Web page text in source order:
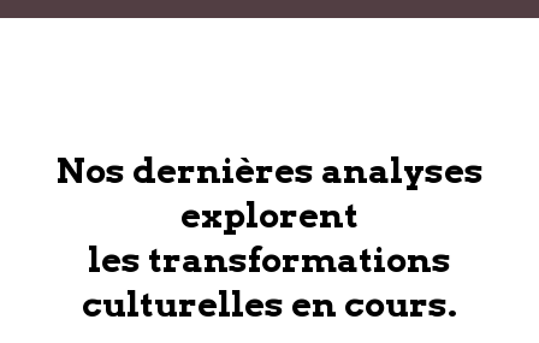
Nos dernières analyses
explorent
les transformations
culturelles en cours.